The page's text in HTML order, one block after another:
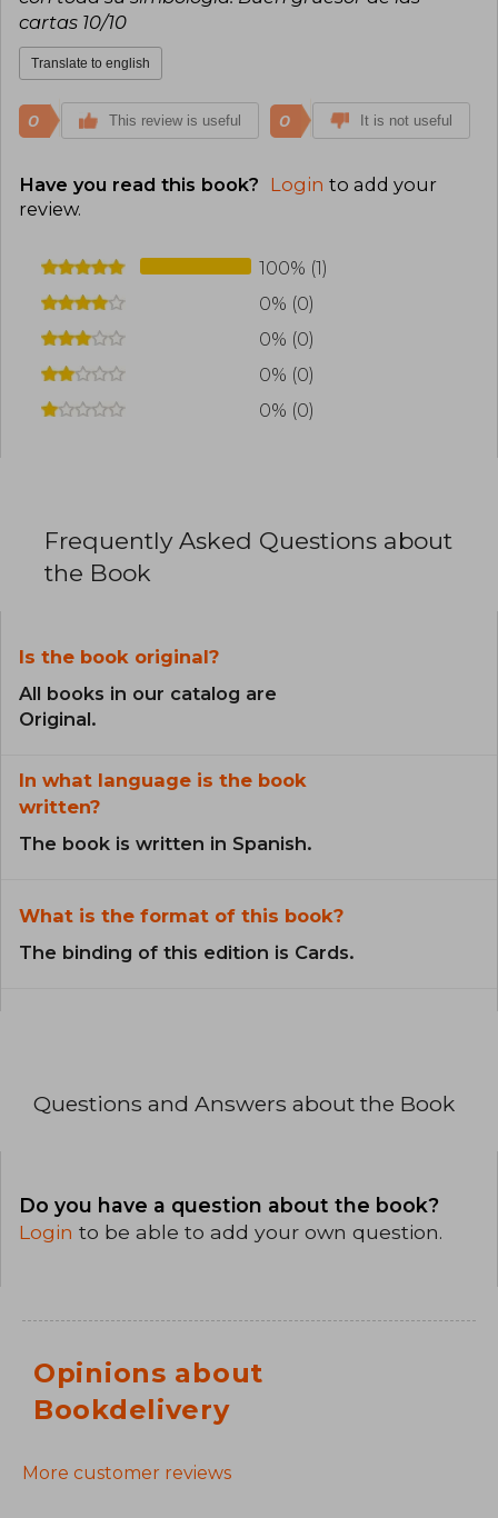
cartas 10/10
Translate to english
0 This review is useful 0 It is not useful
Have you read this book? Login to add your
review.
100% (1)
0% (0)
0% (0)
0% (0)
0% (0)
Frequently Asked Questions about
the Book
Is the book original?
All books in our catalog are
Original.
In what language is the book
written?
The book is written in Spanish.
What is the format of this book?
The binding of this edition is Cards.
Questions and Answers about the Book
Do you have a question about the book?
Login to be able to add your own question.
Opinions about
Bookdelivery
More customer reviews